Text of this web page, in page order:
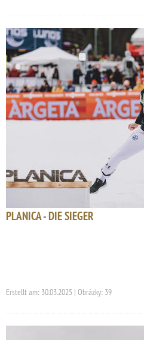
PLANICA - DIE SIEGER
Erstellt am: 30.03.2025 | Obrázky: 39